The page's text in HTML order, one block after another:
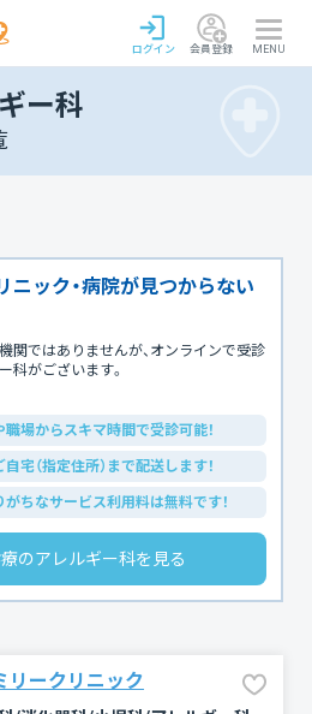
ログイン 会員登録 MENU
ー科
ニック・病院が見つからない
関ではありませんが、オンラインで受診
科がございます。
職場からスキマ時間で受診可能！
宅（指定住所）まで配送します！
ちなサービス利用料は無料です！
のアレルギー科を見る
リークリニック